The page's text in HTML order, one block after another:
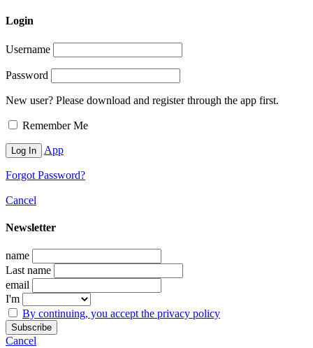
Login
Username
Password
New user? Please download and register through the app first.
Remember Me
App
Forgot Password?
Cancel
Newsletter
name
Last name
email
I'm
By continuing, you accept the privacy policy
Cancel